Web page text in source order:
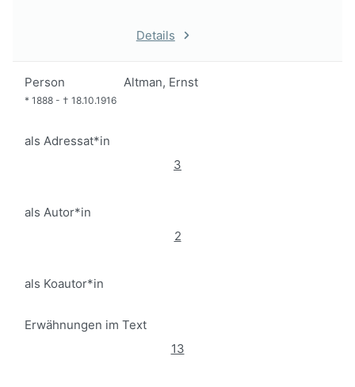
Details
Person Altman, Ernst
* 1888 - † 18.10.1916
als Adressat*in
3
als Autor*in
2
als Koautor*in
Erwähnungen im Text
13